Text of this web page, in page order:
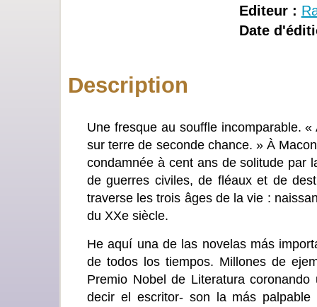
Editeur :
Date
Description
Une fresque au souffle incomparable.
sur terre de seconde chance. » À
condamnée à cent ans de solitude par
de guerres civiles, de fléaux et de
traverse les trois âges de la vie :
du XXe siècle.
He aquí una de las novelas más
de todos los tiempos. Millones de
Premio Nobel de Literatura
decir el escritor- son la más